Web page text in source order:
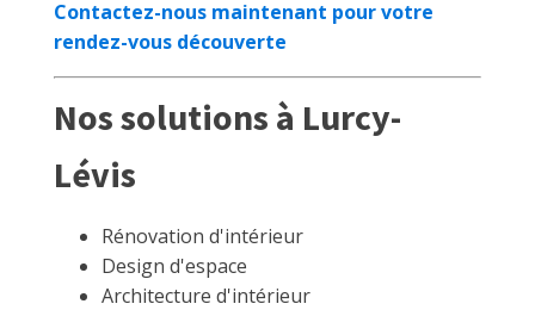
Contactez-nous maintenant pour votre
rendez-vous découverte
Nos solutions à Lurcy-
Lévis
Rénovation d'intérieur
Design d'espace
Architecture d'intérieur